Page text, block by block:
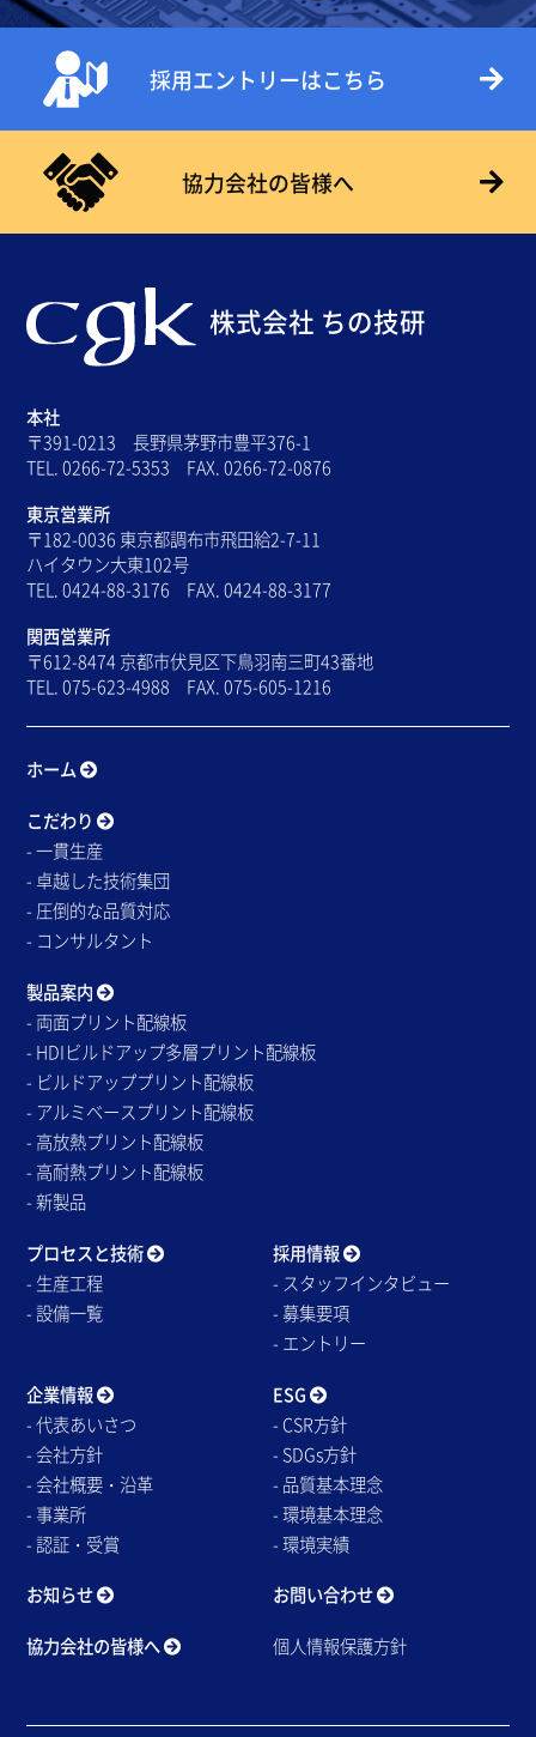
採用エントリーはこちら
協力会社の皆様へ
株式会社 ちの技研
本社
〒391-0213 長野県茅野市豊平376-1
TEL. 0266-72-5353 FAX. 0266-72-0876
東京営業所
〒182-0036 東京都調布市飛田給2-7-11
ハイタウン大東102号
TEL. 0424-88-3176 FAX. 0424-88-3177
関西営業所
〒612-8474 京都市伏見区下鳥羽南三町43番地
TEL. 075-623-4988 FAX. 075-605-1216
ホーム
こだわり
- 一貫生産
- 卓越した技術集団
- 圧倒的な品質対応
- コンサルタント
製品案内
- 両面プリント配線板
- HDIビルドアップ多層プリント配線板
- ビルドアッププリント配線板
- アルミベースプリント配線板
- 高放熱プリント配線板
- 高耐熱プリント配線板
- 新製品
プロセスと技術
- 生産工程
- 設備一覧
企業情報
- 代表あいさつ
- 会社方針
- 会社概要・沿革
- 事業所
- 認証・受賞
採用情報
- スタッフインタビュー
- 募集要項
- エントリー
ESG
- CSR方針
- SDGs方針
- 品質基本理念
- 環境基本理念
- 環境実績
お知らせ お問い合わせ
協力会社の皆様へ 個人情報保護方針